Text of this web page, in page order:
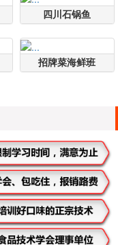
四川石锅鱼
招牌菜海鲜班